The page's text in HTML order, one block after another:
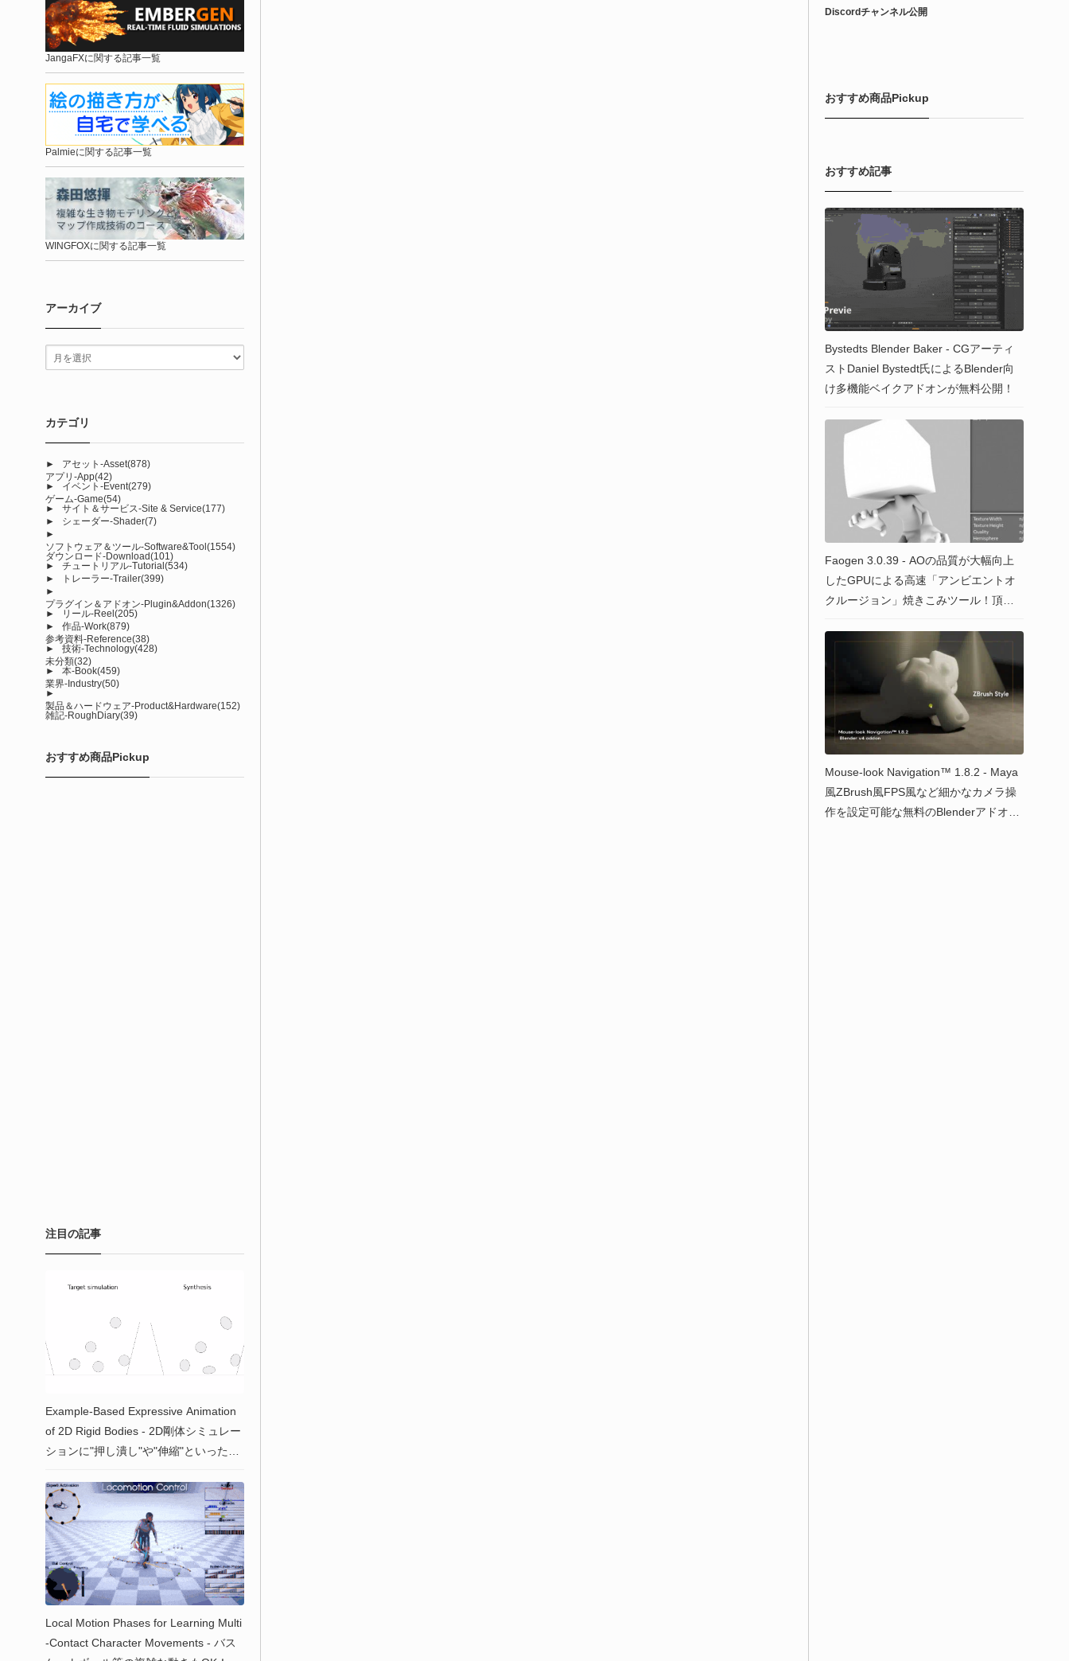
JangaFXに関する記事一覧
Palmieに関する記事一覧
WINGFOXに関する記事一覧
アーカイブ
カテゴリ
► アセット-Asset(878)
アプリ-App(42)
►
イベント-Event(279)
ゲーム-Game(54)
►
サイト＆サービス-Site & Service(177)
►
シェーダー-Shader(7)
►
ソフトウェア＆ツール-Software&Tool(1554)
ダウンロード-Download(101)
►
チュートリアル-Tutorial(534)
►
トレーラー-Trailer(399)
►
プラグイン＆アドオン-Plugin&Addon(1326)
►
リール-Reel(205)
►
作品-Work(879)
参考資料-Reference(38)
►
技術-Technology(428)
未分類(32)
►
本-Book(459)
業界-Industry(50)
►
製品＆ハードウェア-Product&Hardware(152)
雑記-RoughDiary(39)
おすすめ商品Pickup
注目の記事
Example-Based Expressive Animation
of 2D Rigid Bodies - 2D剛体シミュレー
ションに"押し潰し"や"伸縮"といったア
H 2017 論文
Local Motion Phases for Learning Multi
-Contact Character Movements - バス
Discordチャンネル公開
おすすめ商品Pickup
おすすめ記事
Bystedts Blender Baker - CGアーティ
ストDaniel Bystedt氏によるBlender向
け多機能ベイクアドオンが無料公開！
Faogen 3.0.39 - AOの品質が大幅向上
したGPUによる高速「アンビエントオ
クルージョン」焼きこみツール！頂点o
Mouse-look Navigation™ 1.8.2 - Maya
風ZBrush風FPS風など細かなカメラ操
作を設定可能な無料のBlenderアドオ